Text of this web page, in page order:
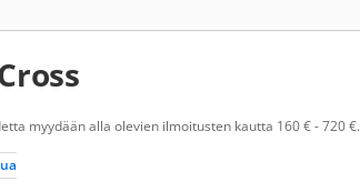
myydään alla olevien ilmoitusten kautta 160 € - 720 €.